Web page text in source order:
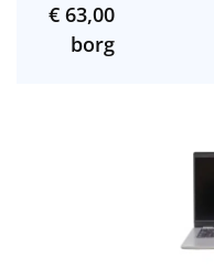
€63,00
borg